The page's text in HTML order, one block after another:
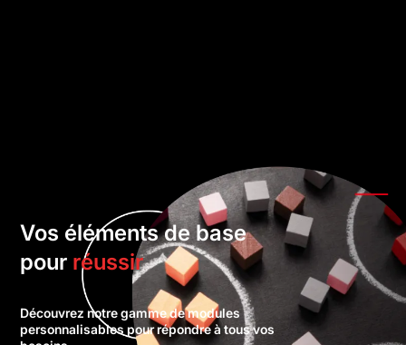
Vos éléments de base
pour réussir
Découvrez notre gamme de modules
personnalisables pour répondre à tous vos